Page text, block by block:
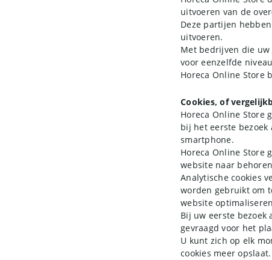
uitvoeren van de
Deze partijen
uitvoeren.
Met bedrijven die uw
voor eenzelfde
Horeca Online Store
Cookies, of
Horeca Online Store
bij het eerste
smartphone.
Horeca Online Store
website naar
Analytische cookies
worden gebruikt om
website
Bij uw eerste bezoek
gevraagd voor het
U kunt zich op elk
cookies meer opslaat.